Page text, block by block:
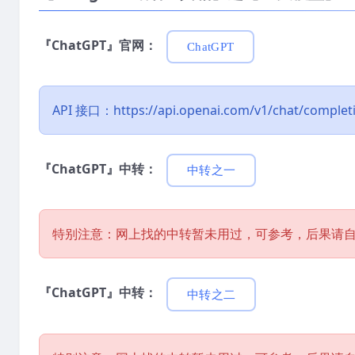
『ChatGPT』官网： ChatGPT
API 接口：https://api.openai.com/v1/chat/
『ChatGPT』中转： 中转之一
特别注意：网上找的中转暂未用过，可参考，后果请自
『ChatGPT』中转： 中转之二